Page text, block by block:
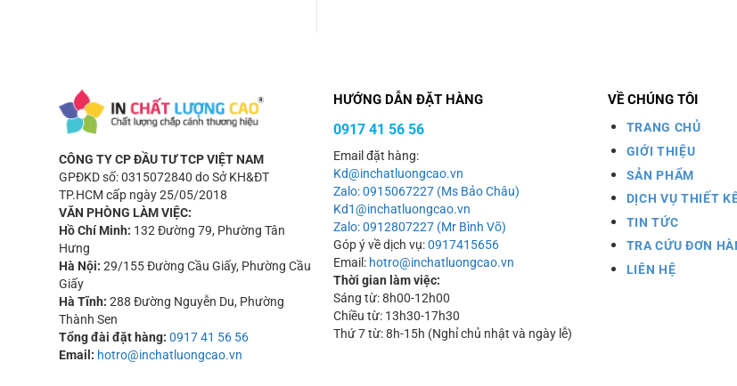
CÔNG TY CP ĐẦU TƯ TCP VIỆT NAM
GPĐKD số: 0315072840 do Sở KH&ĐT
TP.HCM cấp ngày 25/05/2018
VĂN PHÒNG LÀM VIỆC:
Hồ Chí Minh: 132 Đường 79, Phường Tân
Hưng
Hà Nội: 29/155 Đường Cầu Giấy, Phường Cầu
Giấy
Hà Tĩnh: 288 Đường Nguyễn Du, Phường
Thành Sen
Tổng đài đặt hàng: 0917 41 56 56
Email: hotro@inchatluongcao.vn
HƯỚNG DẪN ĐẶT HÀNG
0917 41 56 56
Email đặt hàng:
Kd@inchatluongcao.vn
Zalo: 0915067227 (Ms Bảo Châu)
Kd1@inchatluongcao.vn
Zalo: 0912807227 (Mr Bình Võ)
Góp ý về dịch vụ:0917415656
Email: hotro@inchatluongcao.vn
Thời gian làm việc:
Sáng từ: 8h00-12h00
Chiều từ: 13h30-17h30
Thứ 7 từ: 8h-15h (Nghỉ chủ nhật và ngày lễ)
VỀ CHÚNG TÔI
TRANG CHỦ
GIỚI THIỆU
SẢN PHẨM
DỊCH VỤ THIẾT
TIN TỨC
TRA CỨU ĐƠN
LIÊN HỆ